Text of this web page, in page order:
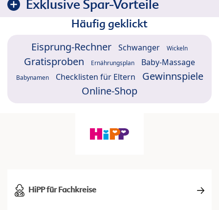
Exklusive Spar-Vorteile
Häufig geklickt
Eisprung-Rechner Schwanger Wickeln
Gratisproben Ernährungsplan Baby-Massage
Babynamen Checklisten für Eltern
Gewinnspiele
Online-Shop
HiPP für Fachkreise